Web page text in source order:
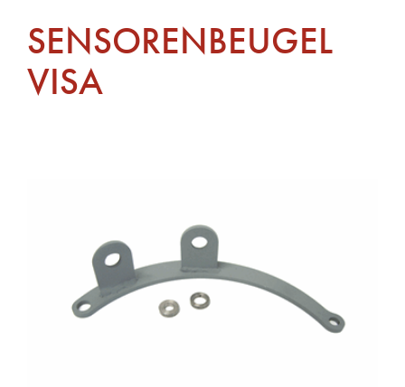
SENSORENBEUGEL
VISA